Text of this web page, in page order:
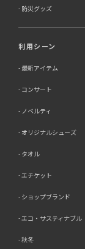
防災グッズ
利用シーン
最新アイテム
コンサート
ノベルティ
オリジナルシューズ
タオル
エチケット
ショップブランド
エコ・サスティナブル
秋冬